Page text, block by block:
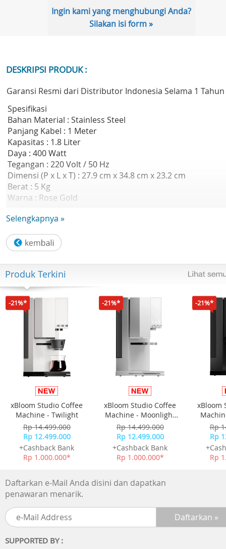
Ingin kami yang menghubungi Anda?
Silakan isi form »
DESKRIPSI PRODUK :
Garansi Resmi dari Distributor Indonesia Selama 1 Tahun
Spesifikasi
Bahan Material : Stainless Steel
Panjang Kabel : 1 Meter
Kapasitas : 1.8 Liter
Daya : 400 Watt
Tegangan : 220 Volt / 50 Hz
Dimensi (P x L x T) : 27.9 cm x 34.8 cm x 23.2 cm
Berat : 5 Kg
Warna : Rose Gold
Selengkapnya »
Produk Terkini
-21%*
xBloom Studio Coffee
Machine - Twilight
Rp 14.499.000
Rp 12.499.000
+Cashback Bank
Rp 1.000.000*
-21%*
xBloom Studio Coffee
Machine - Moonlight
White
Rp 14.499.000
Rp 12.499.000
+Cashback Bank
Rp 1.000.000*
-21%*
xBloom
Rp
Rp
Rp
Daftarkan e-Mail Anda disini dan dapatkan
penawaran menarik.
SUPPORTED BY :